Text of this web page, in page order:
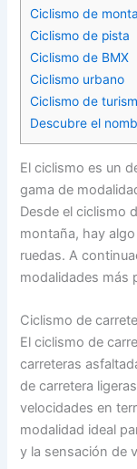
Ciclismo de
Ciclismo de pista
Ciclismo de BMX
Ciclismo urbano
Ciclismo de
Descubre el
El ciclismo es un
gama de
Desde el ciclismo
montaña, hay
ruedas. A
modalidades más
Ciclismo de
El ciclismo de
carreteras
de carretera
velocidades en
modalidad ideal
y la sensación de